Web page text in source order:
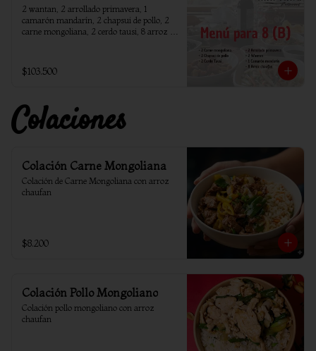
2 wantan, 2 arrollado primavera, 1
camarón mandarín, 2 chapsui de pollo, 2
carne mongoliana, 2 cerdo tausi, 8 arroz
$103.500
Colaciones
Colación Carne Mongoliana
Colación de Carne Mongoliana con arroz
chaufan
$8.200
Colación Pollo Mongoliano
Colación pollo mongoliano con arroz
chaufan